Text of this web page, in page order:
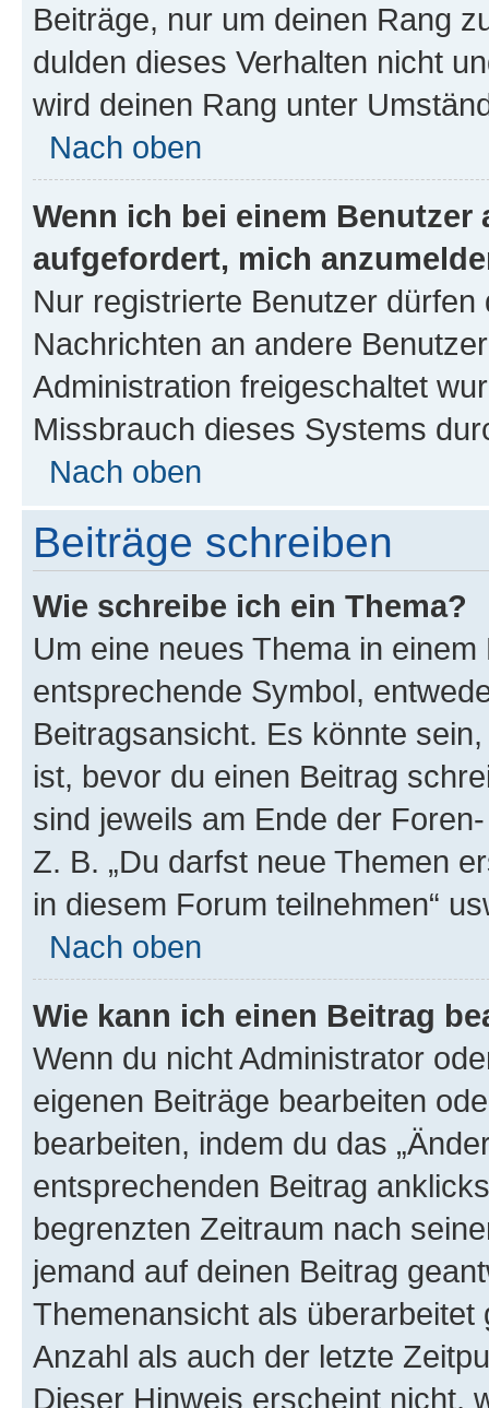
Beiträge, nur um deinen Rang
dulden dieses Verhalten nicht
wird deinen Rang unter
Nach oben
Wenn ich bei einem
aufgefordert, mich
Nur registrierte Benutzer
Nachrichten an andere
Administration freigeschaltet
Missbrauch dieses Systems
Nach oben
Beiträge schreiben
Wie schreibe ich ein Thema?
Um eine neues Thema in
entsprechende Symbol,
Beitragsansicht. Es könnte
ist, bevor du einen Beitrag
sind jeweils am Ende der
Z. B. „Du darfst neue Themen
in diesem Forum teilnehmen“
Nach oben
Wie kann ich einen Beitrag
Wenn du nicht Administrator
eigenen Beiträge bearbeiten
bearbeiten, indem du das
entsprechenden Beitrag
begrenzten Zeitraum nach
jemand auf deinen Beitrag
Themenansicht als
Anzahl als auch der letzte
Dieser Hinweis erscheint nicht,